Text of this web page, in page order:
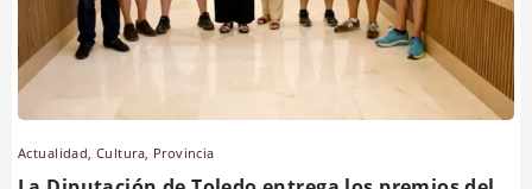
Actualidad,Cultura, Provincia